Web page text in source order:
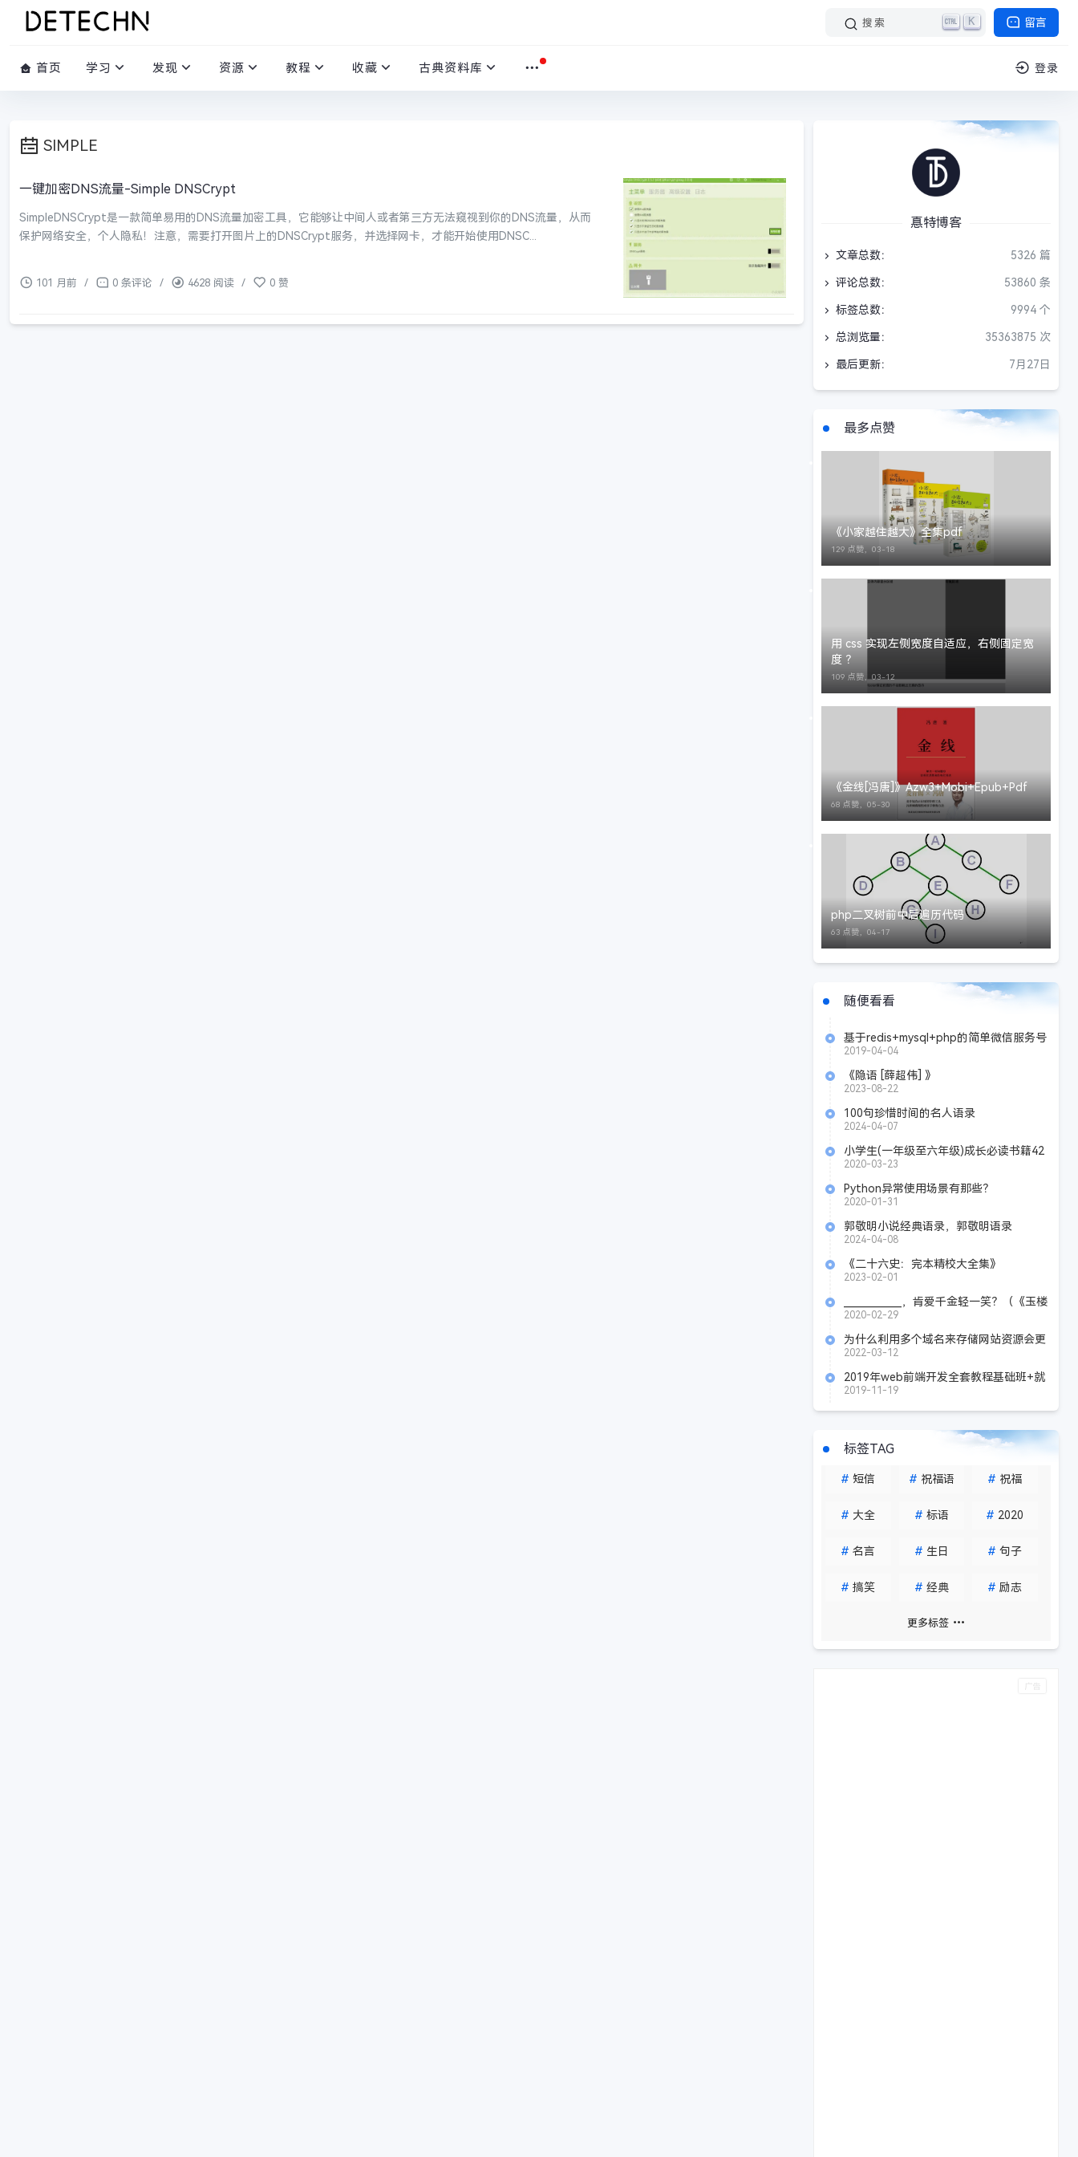
留言
搜索 K
首页 学习 发现 资源 教程 收藏 古典资料库 登录
SIMPLE
一键加密DNS流量-Simple DNSCrypt
SimpleDNSCrypt是一款简单易用的DNS流量加密工具，它能够让中间人或者第三方无法窥视到你的DNS流量，从而
保护网络安全，个人隐私！注意，需要打开图片上的DNSCrypt服务，并选择网卡，才能开始使用DNSC...
101 月前 / 0 条评论 / 4628 阅读 / 0 赞
惪特博客
文章总数： 5326 篇
评论总数： 53860 条
标签总数： 9994 个
总浏览量： 35363875 次
最后更新： 7月27日
最多点赞
《小家越住越大》全集pdf
129 点赞， 03-18
用 css 实现左侧宽度自适应，右侧固定宽
度 ？
109 点赞， 03-12
《金线[冯唐]》Azw3+Mobi+Epub+Pdf
68 点赞， 05-30
php二叉树前中后遍历代码
63 点赞， 04-17
随便看看
基于redis+mysql+php的简单微信服务号
通知队列
2019-04-04
《隐语 [薛超伟] 》
Azw3+Epub+Mobi+Pdf
2023-08-22
100句珍惜时间的名人语录
2024-04-07
小学生(一年级至六年级)成长必读书籍42
本
2020-03-23
Python异常使用场景有那些？
2020-01-31
郭敬明小说经典语录，郭敬明语录
2024-04-08
《二十六史：完本精校大全集》
Azw3+Epub
2023-02-01
____________，肯爱千金轻一笑？（《玉楼
春》 宋祁）
2020-02-29
为什么利用多个域名来存储网站资源会更
有效 ？
2022-03-12
2019年web前端开发全套教程基础班+就
业班
2019-11-19
标签TAG
# 短信 # 祝福语 # 祝福
# 大全 # 标语 # 2020
# 名言 # 生日 # 句子
# 搞笑 # 经典 # 励志
更多标签